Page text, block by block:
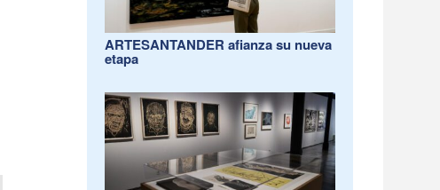
ARTESANTANDER afianza su nueva
etapa